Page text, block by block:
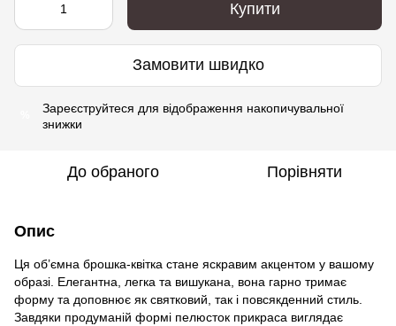
Купити
Замовити швидко
Зареєструйтеся для відображення накопичувальної
знижки
До обраного Порівняти
Опис
Ця об’ємна брошка-квітка стане яскравим акцентом у вашому
образі. Елегантна, легка та вишукана, вона гарно тримає
форму та доповнює як святковий, так і повсякденний стиль.
Завдяки продуманій формі пелюсток прикраса виглядає